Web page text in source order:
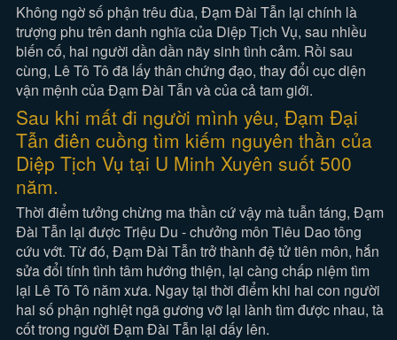
Không ngờ số phận trêu đùa, Đạm Đài Tẫn lại chính là
trượng phu trên danh nghĩa của Diệp Tịch Vụ, sau nhiều
biến cố, hai người dần dần nãy sinh tình cảm. Rồi sau
cùng, Lê Tô Tô đã lấy thân chứng đạo, thay đổi cục diện
vận mệnh của Đạm Đài Tẫn và của cả tam giới.
Sau khi mất đi người mình yêu, Đạm Đại
Tẫn điên cuồng tìm kiếm nguyên thần của
Diệp Tịch Vụ tại U Minh Xuyên suốt 500
năm.
Thời điểm tưởng chừng ma thần cứ vậy mà tuẫn táng, Đạm
Đài Tẫn lại được Triệu Du - chưởng môn Tiêu Dao tông
cứu vớt. Từ đó, Đạm Đài Tẫn trở thành đệ tử tiên môn, hắn
sửa đổi tính tình tâm hướng thiện, lại càng chấp niệm tìm
lại Lê Tô Tô năm xưa. Ngay tại thời điểm khi hai con người
hai số phận nghiệt ngã gương vỡ lại lành tìm được nhau, tà
cốt trong người Đạm Đài Tẫn lại dấy lên.